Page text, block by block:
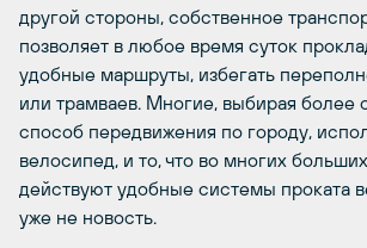
другой стороны, собственное
позволяет в любое время суток
удобные маршруты, избегать
или трамваев. Многие, выбирая более
способ передвижения по городу,
велосипед, и то, что во многих
действуют удобные системы проката
уже не новость.